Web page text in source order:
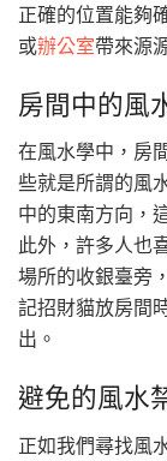
正確的位置能夠
或辦公室帶來源
房間中的風
在風水學中，房
些就是所謂的風
中的東南方向，
此外，許多人也
場所的收銀臺旁
記招財貓放房間
出。
避免的風水
正如我們尋找風